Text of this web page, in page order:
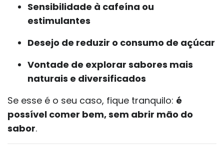
Sensibilidade à cafeína ou
estimulantes
Desejo de reduzir o consumo de açúcar
Vontade de explorar sabores mais
naturais e diversificados
Se esse é o seu caso, fique tranquilo: é
possível comer bem, sem abrir mão do
sabor.